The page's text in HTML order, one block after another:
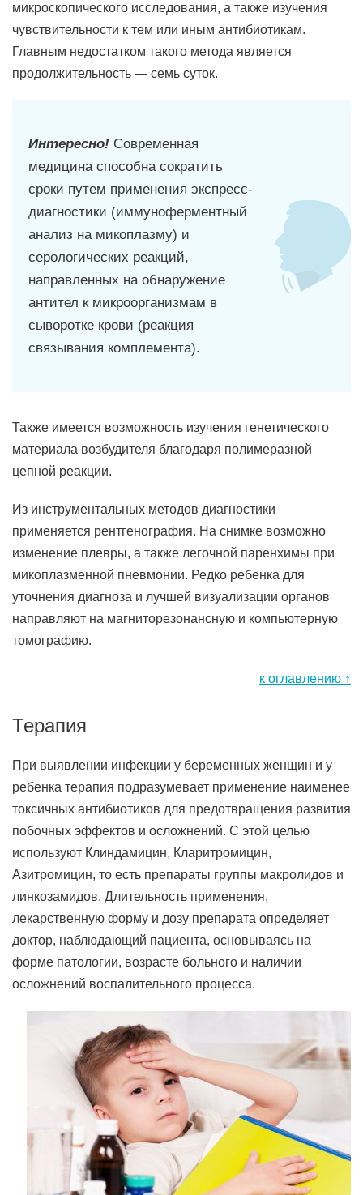
микроскопического исследования, а также изучения
чувствительности к тем или иным антибиотикам.
Главным недостатком такого метода является
продолжительность — семь суток.
Интересно! Современная
медицина способна сократить
сроки путем применения экспресс-
диагностики (иммуноферментный
анализ на микоплазму) и
серологических реакций,
направленных на обнаружение
антител к микроорганизмам в
сыворотке крови (реакция
связывания комплемента).
Также имеется возможность изучения генетического
материала возбудителя благодаря полимеразной
цепной реакции.
Из инструментальных методов диагностики
применяется рентгенография. На снимке возможно
изменение плевры, а также легочной паренхимы при
микоплазменной пневмонии. Редко ребенка для
уточнения диагноза и лучшей визуализации органов
направляют на магниторезонансную и компьютерную
томографию.
к оглавлению ↑
Терапия
При выявлении инфекции у беременных женщин и у
ребенка терапия подразумевает применение наименее
токсичных антибиотиков для предотвращения развития
побочных эффектов и осложнений. С этой целью
используют Клиндамицин, Кларитромицин,
Азитромицин, то есть препараты группы макролидов и
линкозамидов. Длительность применения,
лекарственную форму и дозу препарата определяет
доктор, наблюдающий пациента, основываясь на
форме патологии, возрасте больного и наличии
осложнений воспалительного процесса.